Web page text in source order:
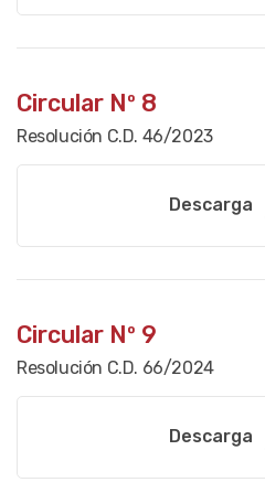
Circular Nº 8
Resolución C.D. 46/2023
Descarga
Circular Nº 9
Resolución C.D. 66/2024
Descarga